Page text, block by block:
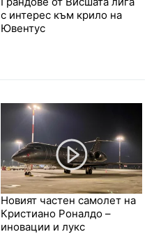
с интерес към крило на
Ювентус
Новият частен самолет на
Кристиано Роналдо –
иновации и лукс